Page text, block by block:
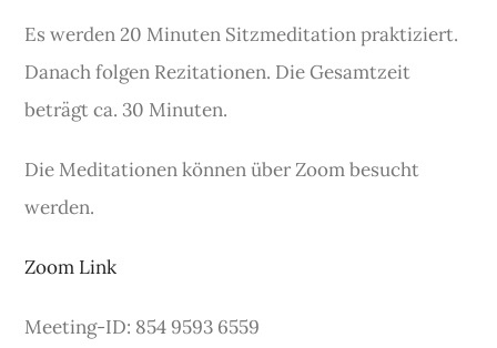
Es werden 20 Minuten Sitzmeditation praktiziert.
Danach folgen Rezitationen. Die Gesamtzeit
beträgt ca. 30 Minuten.
Die Meditationen können über Zoom besucht
werden.
Zoom Link
Meeting-ID: 854 9593 6559